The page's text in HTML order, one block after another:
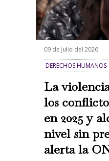
09 de Julio del 2026
DERECHOS HUMANOS
La
los
en 2025 y
nivel sin
alerta la